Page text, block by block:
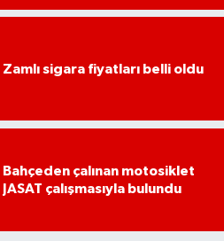
Zamlı sigara fiyatları belli oldu
Bahçeden çalınan motosiklet
JASAT çalışmasıyla bulundu